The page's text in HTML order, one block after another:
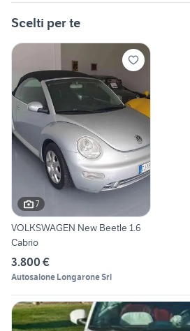
Scelti per te
7
VOLKSWAGEN New Beetle 1.6
Cabrio
3.800 €
Autosalone Longarone Srl